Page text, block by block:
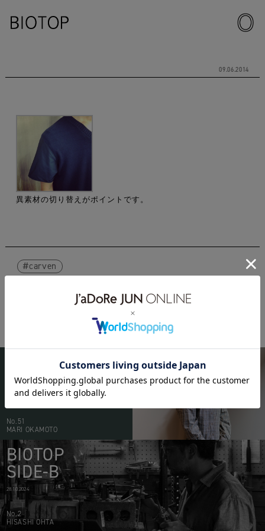
09.06.2014
異素材の切り替えがポイントです。
carven
BIOTOP
PEOPLE
20.05.2026
No.51
MARI OKAMOTO
BIOTOP
SIDE-B
28.10.2024
No.2
HISASHI OHTA